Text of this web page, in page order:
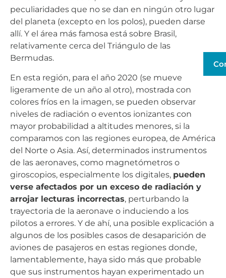
peculiaridades que no se dan en ningún otro lugar
del planeta (excepto en los polos), pueden darse
allí. Y el área más famosa está sobre Brasil,
relativamente cerca del Triángulo de las
Bermudas.
En esta región, para el año 2020 (se mueve
ligeramente de un año al otro), mostrada con
colores fríos en la imagen, se pueden observar
niveles de radiación o eventos ionizantes con
mayor probabilidad a altitudes menores, si la
comparamos con las regiones europea, de América
del Norte o Asia. Así, determinados instrumentos
de las aeronaves, como magnetómetros o
giroscopios, especialmente los digitales, pueden
verse afectados por un exceso de radiación y
arrojar lecturas incorrectas, perturbando la
trayectoria de la aeronave o induciendo a los
pilotos a errores. Y de ahí, una posible explicación a
algunos de los posibles casos de desaparición de
aviones de pasajeros en estas regiones donde,
lamentablemente, haya sido más que probable
que sus instrumentos hayan experimentado un